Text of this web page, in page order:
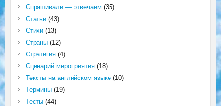
Спрашивали — отвечаем (35)
Статьи(43)
Стихи(13)
Страны(12)
Стратегия(4)
Сценарий мероприятия(18)
Тексты на английском языке(10)
Термины(19)
Тесты(44)